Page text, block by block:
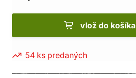
vlož do košíka
54 ks predaných